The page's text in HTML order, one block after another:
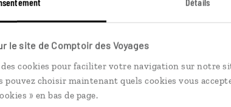
le site de Comptoir des Voyages
cookies pour faciliter votre navigation sur notre
pouvez choisir maintenant quels cookies vous
» en bas de page.